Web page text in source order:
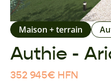
Authie -
Maison + terrain
352 945€ HFN